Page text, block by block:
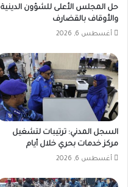
حل المجلس الأعلى للشؤون الدينية
والأوقاف بالقضارف
أغسطس 6, 2026
السجل المدني: ترتيبات لتشغيل
مركز خدمات بحري خلال أيام
أغسطس 6, 2026